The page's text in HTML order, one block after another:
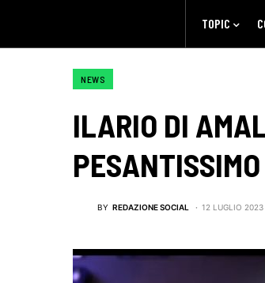
TOPIC
NEWS
ILARIO DI
PESANTISSIMO
BY REDAZIONE SOCIAL 12 LUGLIO 2023